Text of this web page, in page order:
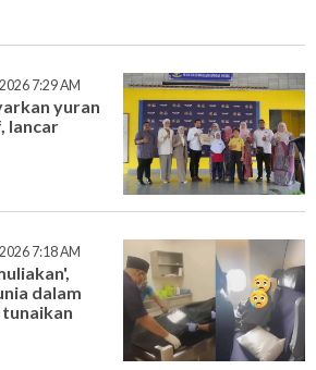
7:29 AM
yuran
lancar
7:18 AM
dalam